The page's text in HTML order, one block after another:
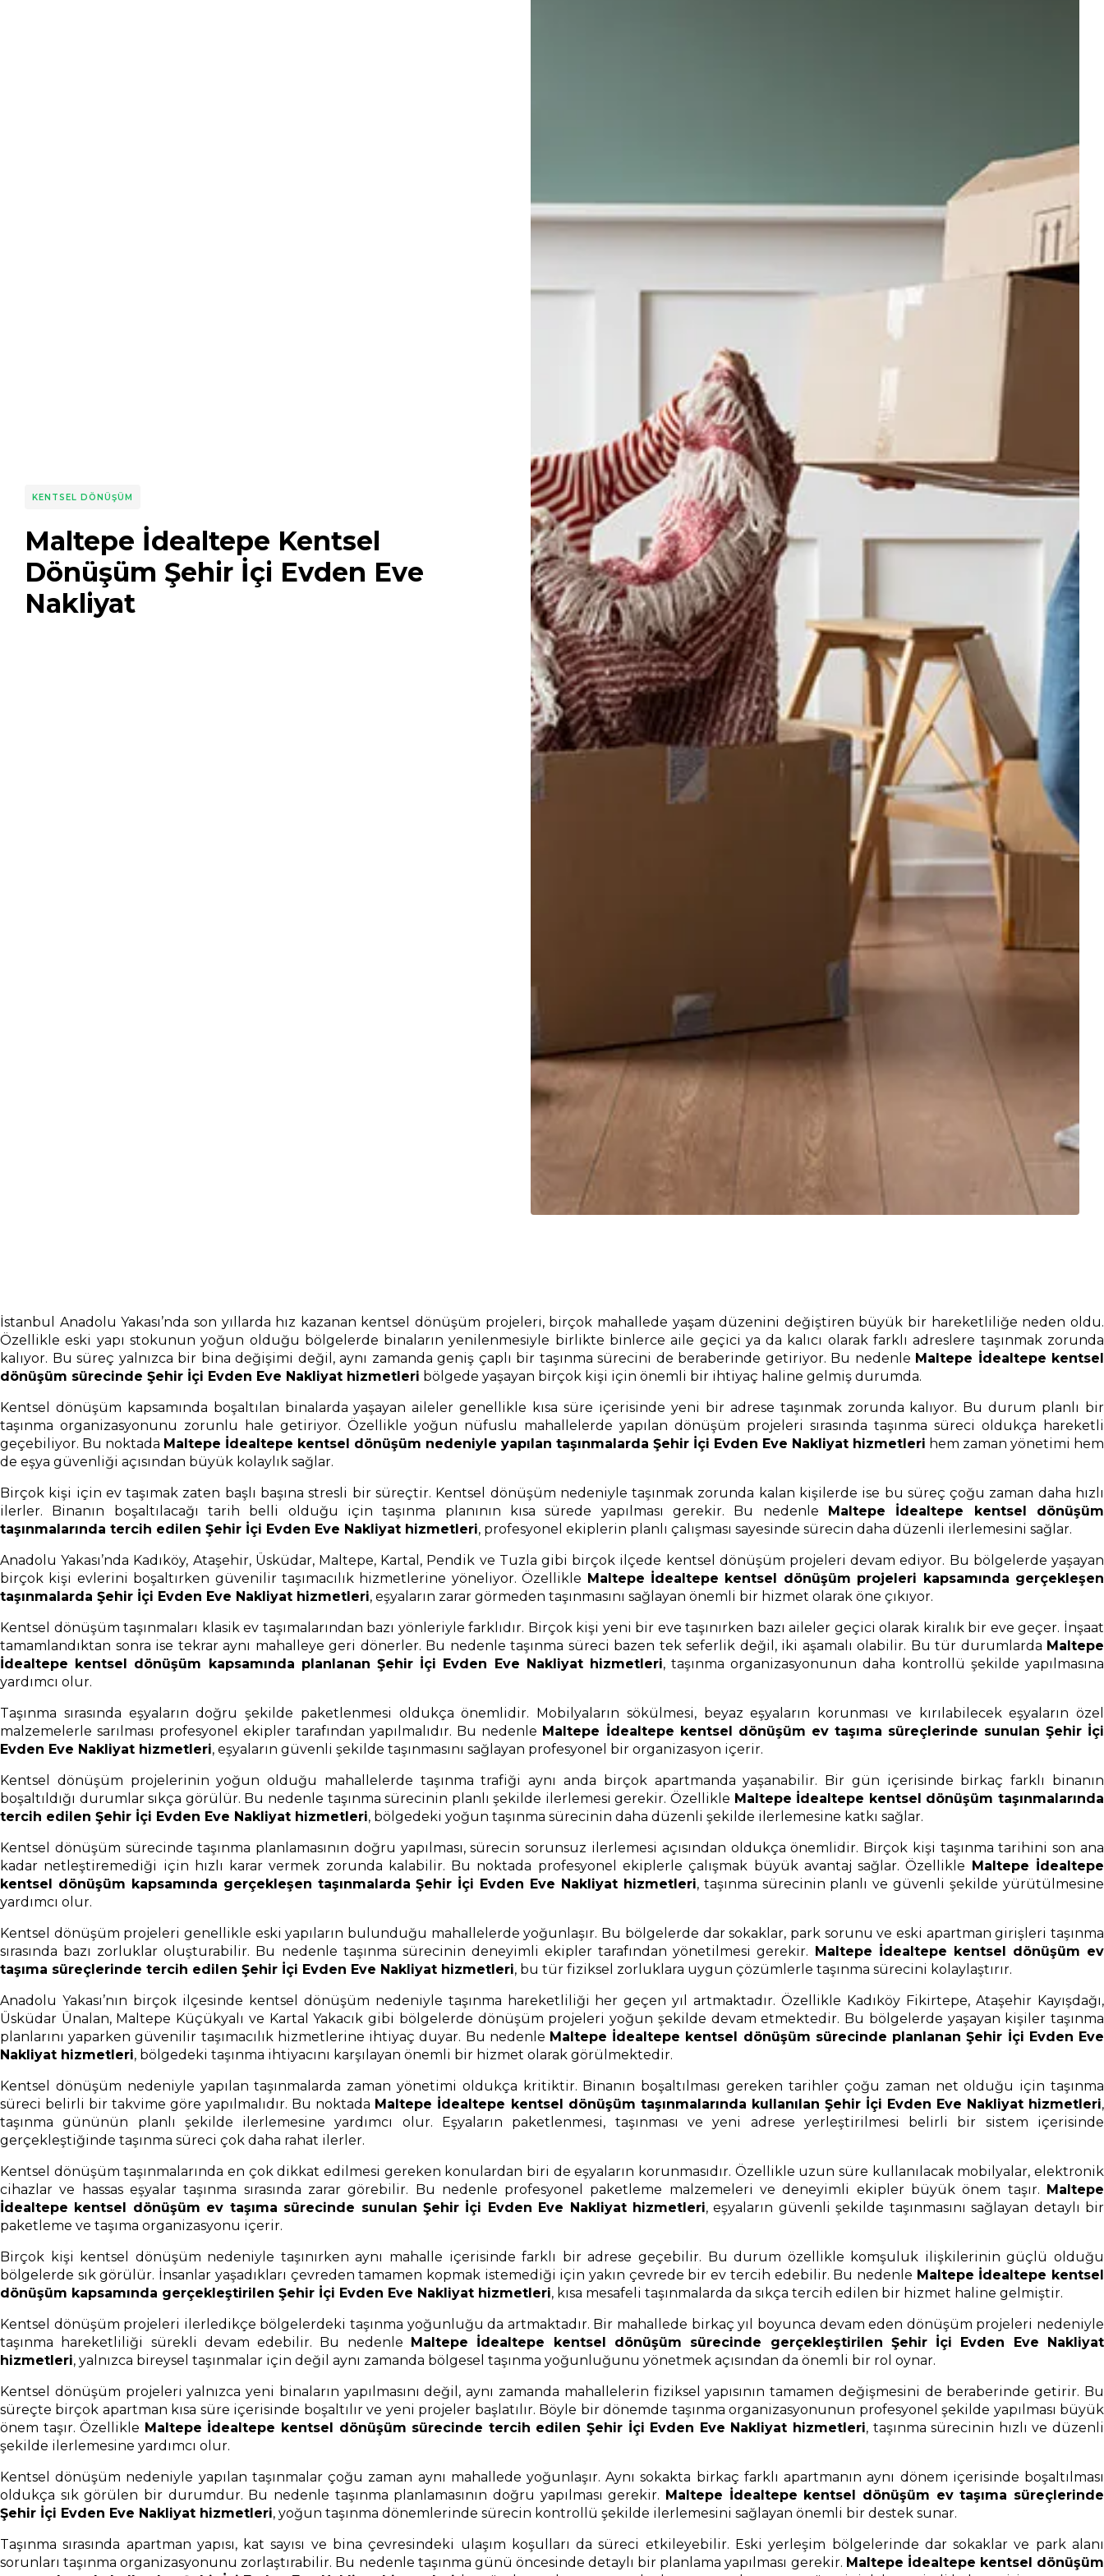
KENTSEL DÖNÜŞÜM
Maltepe İdealtepe Kentsel
Dönüşüm Şehir İçi Evden Eve
Nakliyat
İstanbul Anadolu Yakası’nda son yıllarda hız kazanan kentsel dönüşüm projeleri, birçok mahallede yaşam düzenini değiştiren büyük bir hareketliliğe neden oldu.
Özellikle eski yapı stokunun yoğun olduğu bölgelerde binaların yenilenmesiyle birlikte binlerce aile geçici ya da kalıcı olarak farklı adreslere taşınmak zorunda
kalıyor. Bu süreç yalnızca bir bina değişimi değil, aynı zamanda geniş çaplı bir taşınma sürecini de beraberinde getiriyor. Bu nedenle Maltepe İdealtepe kentsel
dönüşüm sürecinde Şehir İçi Evden Eve Nakliyat hizmetleri bölgede yaşayan birçok kişi için önemli bir ihtiyaç haline gelmiş durumda.
Kentsel dönüşüm kapsamında boşaltılan binalarda yaşayan aileler genellikle kısa süre içerisinde yeni bir adrese taşınmak zorunda kalıyor. Bu durum planlı bir
taşınma organizasyonunu zorunlu hale getiriyor. Özellikle yoğun nüfuslu mahallelerde yapılan dönüşüm projeleri sırasında taşınma süreci oldukça hareketli
geçebiliyor. Bu noktada Maltepe İdealtepe kentsel dönüşüm nedeniyle yapılan taşınmalarda Şehir İçi Evden Eve Nakliyat hizmetleri hem zaman yönetimi hem
de eşya güvenliği açısından büyük kolaylık sağlar.
Birçok kişi için ev taşımak zaten başlı başına stresli bir süreçtir. Kentsel dönüşüm nedeniyle taşınmak zorunda kalan kişilerde ise bu süreç çoğu zaman daha hızlı
ilerler. Binanın boşaltılacağı tarih belli olduğu için taşınma planının kısa sürede yapılması gerekir. Bu nedenle Maltepe İdealtepe kentsel dönüşüm
taşınmalarında tercih edilen Şehir İçi Evden Eve Nakliyat hizmetleri, profesyonel ekiplerin planlı çalışması sayesinde sürecin daha düzenli ilerlemesini sağlar.
Anadolu Yakası’nda Kadıköy, Ataşehir, Üsküdar, Maltepe, Kartal, Pendik ve Tuzla gibi birçok ilçede kentsel dönüşüm projeleri devam ediyor. Bu bölgelerde yaşayan
birçok kişi evlerini boşaltırken güvenilir taşımacılık hizmetlerine yöneliyor. Özellikle Maltepe İdealtepe kentsel dönüşüm projeleri kapsamında gerçekleşen
taşınmalarda Şehir İçi Evden Eve Nakliyat hizmetleri, eşyaların zarar görmeden taşınmasını sağlayan önemli bir hizmet olarak öne çıkıyor.
Kentsel dönüşüm taşınmaları klasik ev taşımalarından bazı yönleriyle farklıdır. Birçok kişi yeni bir eve taşınırken bazı aileler geçici olarak kiralık bir eve geçer. İnşaat
tamamlandıktan sonra ise tekrar aynı mahalleye geri dönerler. Bu nedenle taşınma süreci bazen tek seferlik değil, iki aşamalı olabilir. Bu tür durumlarda Maltepe
İdealtepe kentsel dönüşüm kapsamında planlanan Şehir İçi Evden Eve Nakliyat hizmetleri, taşınma organizasyonunun daha kontrollü şekilde yapılmasına
yardımcı olur.
Taşınma sırasında eşyaların doğru şekilde paketlenmesi oldukça önemlidir. Mobilyaların sökülmesi, beyaz eşyaların korunması ve kırılabilecek eşyaların özel
malzemelerle sarılması profesyonel ekipler tarafından yapılmalıdır. Bu nedenle Maltepe İdealtepe kentsel dönüşüm ev taşıma süreçlerinde sunulan Şehir İçi
Evden Eve Nakliyat hizmetleri, eşyaların güvenli şekilde taşınmasını sağlayan profesyonel bir organizasyon içerir.
Kentsel dönüşüm projelerinin yoğun olduğu mahallelerde taşınma trafiği aynı anda birçok apartmanda yaşanabilir. Bir gün içerisinde birkaç farklı binanın
boşaltıldığı durumlar sıkça görülür. Bu nedenle taşınma sürecinin planlı şekilde ilerlemesi gerekir. Özellikle Maltepe İdealtepe kentsel dönüşüm taşınmalarında
tercih edilen Şehir İçi Evden Eve Nakliyat hizmetleri, bölgedeki yoğun taşınma sürecinin daha düzenli şekilde ilerlemesine katkı sağlar.
Kentsel dönüşüm sürecinde taşınma planlamasının doğru yapılması, sürecin sorunsuz ilerlemesi açısından oldukça önemlidir. Birçok kişi taşınma tarihini son ana
kadar netleştiremediği için hızlı karar vermek zorunda kalabilir. Bu noktada profesyonel ekiplerle çalışmak büyük avantaj sağlar. Özellikle Maltepe İdealtepe
kentsel dönüşüm kapsamında gerçekleşen taşınmalarda Şehir İçi Evden Eve Nakliyat hizmetleri, taşınma sürecinin planlı ve güvenli şekilde yürütülmesine
yardımcı olur.
Kentsel dönüşüm projeleri genellikle eski yapıların bulunduğu mahallelerde yoğunlaşır. Bu bölgelerde dar sokaklar, park sorunu ve eski apartman girişleri taşınma
sırasında bazı zorluklar oluşturabilir. Bu nedenle taşınma sürecinin deneyimli ekipler tarafından yönetilmesi gerekir. Maltepe İdealtepe kentsel dönüşüm ev
taşıma süreçlerinde tercih edilen Şehir İçi Evden Eve Nakliyat hizmetleri, bu tür fiziksel zorluklara uygun çözümlerle taşınma sürecini kolaylaştırır.
Anadolu Yakası’nın birçok ilçesinde kentsel dönüşüm nedeniyle taşınma hareketliliği her geçen yıl artmaktadır. Özellikle Kadıköy Fikirtepe, Ataşehir Kayışdağı,
Üsküdar Ünalan, Maltepe Küçükyalı ve Kartal Yakacık gibi bölgelerde dönüşüm projeleri yoğun şekilde devam etmektedir. Bu bölgelerde yaşayan kişiler taşınma
planlarını yaparken güvenilir taşımacılık hizmetlerine ihtiyaç duyar. Bu nedenle Maltepe İdealtepe kentsel dönüşüm sürecinde planlanan Şehir İçi Evden Eve
Nakliyat hizmetleri, bölgedeki taşınma ihtiyacını karşılayan önemli bir hizmet olarak görülmektedir.
Kentsel dönüşüm nedeniyle yapılan taşınmalarda zaman yönetimi oldukça kritiktir. Binanın boşaltılması gereken tarihler çoğu zaman net olduğu için taşınma
süreci belirli bir takvime göre yapılmalıdır. Bu noktada Maltepe İdealtepe kentsel dönüşüm taşınmalarında kullanılan Şehir İçi Evden Eve Nakliyat hizmetleri,
taşınma gününün planlı şekilde ilerlemesine yardımcı olur. Eşyaların paketlenmesi, taşınması ve yeni adrese yerleştirilmesi belirli bir sistem içerisinde
gerçekleştiğinde taşınma süreci çok daha rahat ilerler.
Kentsel dönüşüm taşınmalarında en çok dikkat edilmesi gereken konulardan biri de eşyaların korunmasıdır. Özellikle uzun süre kullanılacak mobilyalar, elektronik
cihazlar ve hassas eşyalar taşınma sırasında zarar görebilir. Bu nedenle profesyonel paketleme malzemeleri ve deneyimli ekipler büyük önem taşır. Maltepe
İdealtepe kentsel dönüşüm ev taşıma sürecinde sunulan Şehir İçi Evden Eve Nakliyat hizmetleri, eşyaların güvenli şekilde taşınmasını sağlayan detaylı bir
paketleme ve taşıma organizasyonu içerir.
Birçok kişi kentsel dönüşüm nedeniyle taşınırken aynı mahalle içerisinde farklı bir adrese geçebilir. Bu durum özellikle komşuluk ilişkilerinin güçlü olduğu
bölgelerde sık görülür. İnsanlar yaşadıkları çevreden tamamen kopmak istemediği için yakın çevrede bir ev tercih edebilir. Bu nedenle Maltepe İdealtepe kentsel
dönüşüm kapsamında gerçekleştirilen Şehir İçi Evden Eve Nakliyat hizmetleri, kısa mesafeli taşınmalarda da sıkça tercih edilen bir hizmet haline gelmiştir.
Kentsel dönüşüm projeleri ilerledikçe bölgelerdeki taşınma yoğunluğu da artmaktadır. Bir mahallede birkaç yıl boyunca devam eden dönüşüm projeleri nedeniyle
taşınma hareketliliği sürekli devam edebilir. Bu nedenle Maltepe İdealtepe kentsel dönüşüm sürecinde gerçekleştirilen Şehir İçi Evden Eve Nakliyat
hizmetleri, yalnızca bireysel taşınmalar için değil aynı zamanda bölgesel taşınma yoğunluğunu yönetmek açısından da önemli bir rol oynar.
Kentsel dönüşüm projeleri yalnızca yeni binaların yapılmasını değil, aynı zamanda mahallelerin fiziksel yapısının tamamen değişmesini de beraberinde getirir. Bu
süreçte birçok apartman kısa süre içerisinde boşaltılır ve yeni projeler başlatılır. Böyle bir dönemde taşınma organizasyonunun profesyonel şekilde yapılması büyük
önem taşır. Özellikle Maltepe İdealtepe kentsel dönüşüm sürecinde tercih edilen Şehir İçi Evden Eve Nakliyat hizmetleri, taşınma sürecinin hızlı ve düzenli
şekilde ilerlemesine yardımcı olur.
Kentsel dönüşüm nedeniyle yapılan taşınmalar çoğu zaman aynı mahallede yoğunlaşır. Aynı sokakta birkaç farklı apartmanın aynı dönem içerisinde boşaltılması
oldukça sık görülen bir durumdur. Bu nedenle taşınma planlamasının doğru yapılması gerekir. Maltepe İdealtepe kentsel dönüşüm ev taşıma süreçlerinde
Şehir İçi Evden Eve Nakliyat hizmetleri, yoğun taşınma dönemlerinde sürecin kontrollü şekilde ilerlemesini sağlayan önemli bir destek sunar.
Taşınma sırasında apartman yapısı, kat sayısı ve bina çevresindeki ulaşım koşulları da süreci etkileyebilir. Eski yerleşim bölgelerinde dar sokaklar ve park alanı
sorunları taşınma organizasyonunu zorlaştırabilir. Bu nedenle taşınma günü öncesinde detaylı bir planlama yapılması gerekir. Maltepe İdealtepe kentsel dönüşüm